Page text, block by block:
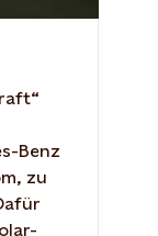
Benz
zu